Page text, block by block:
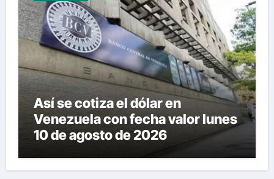
Así se cotiza el dólar en
Venezuela con fecha valor lunes
10 de agosto de 2026